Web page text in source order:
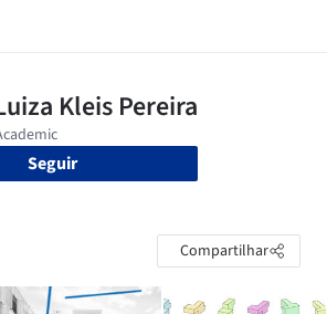
Seguir
Compartilhar